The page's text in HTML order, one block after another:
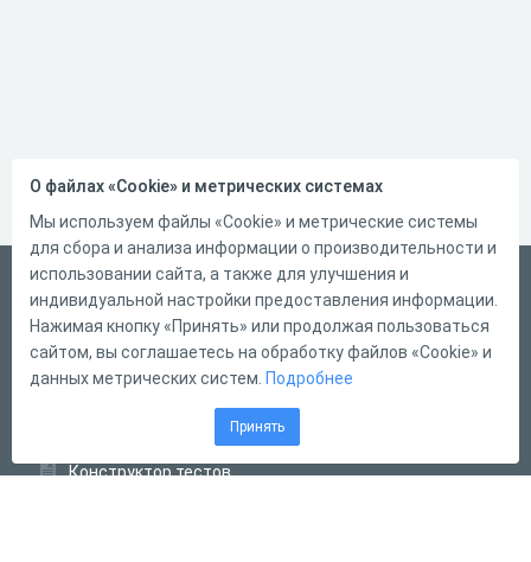
Русский
Справка
Форма обратной связи
Конструктор тестов
О файлах «Cookie» и метрических системах
Мы используем файлы «Cookie» и метрические системы
для сбора и анализа информации о производительности и
использовании сайта, а также для улучшения и
индивидуальной настройки предоставления информации.
Нажимая кнопку «Принять» или продолжая пользоваться
сайтом, вы соглашаетесь на обработку файлов «Cookie» и
данных метрических систем. Подробнее
Принять